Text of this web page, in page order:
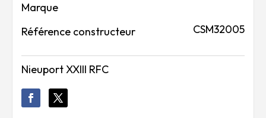
Marque
Référence constructeur
CSM32005
Nieuport XXIII RFC